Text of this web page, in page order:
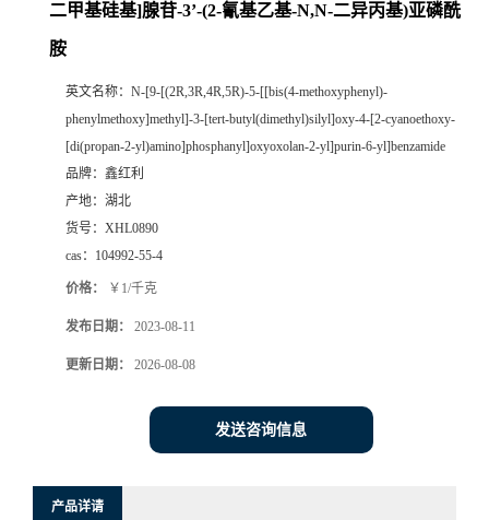
二甲基硅基]腺苷-3’-(2-氰基乙基-N,N-二异丙基)亚磷酰
胺
英文名称： N-[9-[(2R,3R,4R,5R)-5-[[bis(4-methoxyphenyl)-
phenylmethoxy]methyl]-3-[tert-butyl(dimethyl)silyl]oxy-4-[2-cyanoethoxy-
[di(propan-2-yl)amino]phosphanyl]oxyoxolan-2-yl]purin-6-yl]benzamide
品牌： 鑫红利
产地： 湖北
货号： XHL0890
cas： 104992-55-4
价格： ￥1/千克
发布日期： 2023-08-11
更新日期： 2026-08-08
发送咨询信息
产品详请